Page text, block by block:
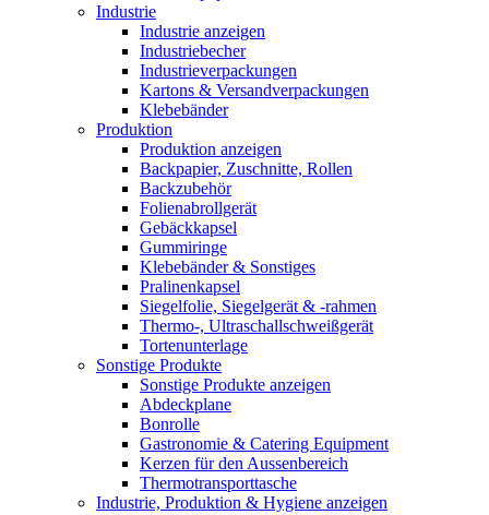
Industrie
Industrie anzeigen
Industriebecher
Industrieverpackungen
Kartons & Versandverpackungen
Klebebänder
Produktion
Produktion anzeigen
Backpapier, Zuschnitte, Rollen
Backzubehör
Folienabrollgerät
Gebäckkapsel
Gummiringe
Klebebänder & Sonstiges
Pralinenkapsel
Siegelfolie, Siegelgerät & -rahmen
Thermo-, Ultraschallschweißgerät
Tortenunterlage
Sonstige Produkte
Sonstige Produkte anzeigen
Abdeckplane
Bonrolle
Gastronomie & Catering Equipment
Kerzen für den Aussenbereich
Thermotransporttasche
Industrie, Produktion & Hygiene anzeigen